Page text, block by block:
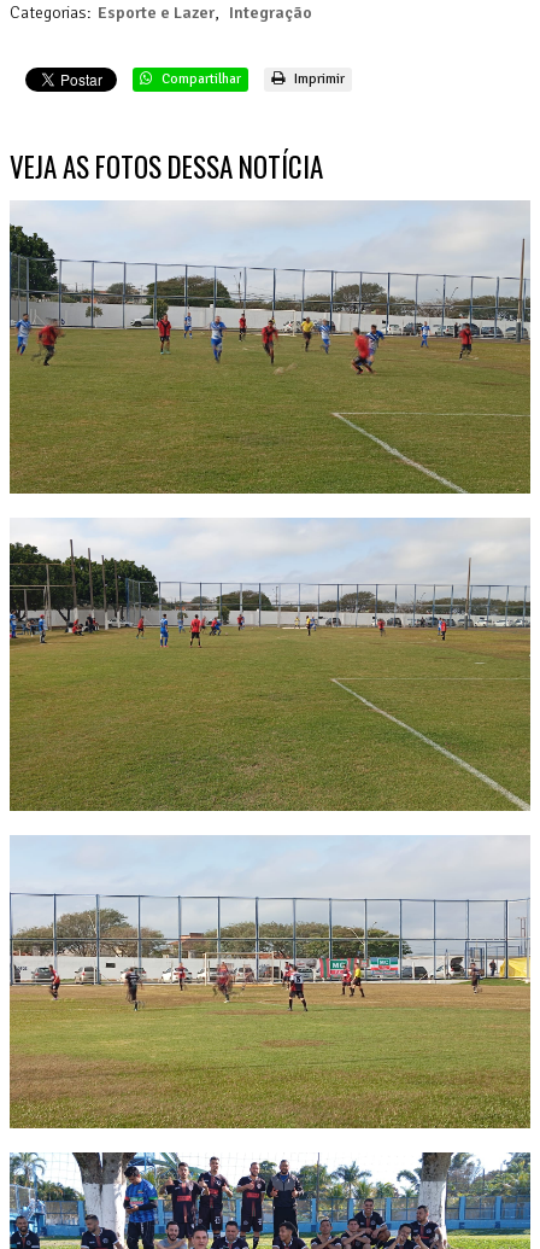
Categorias: Esporte e Lazer, Integração
Compartilhar Imprimir
VEJA AS FOTOS DESSA NOTÍCIA